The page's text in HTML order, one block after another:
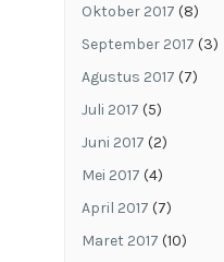
Oktober 2017 (8)
September 2017 (3)
Agustus 2017 (7)
Juli 2017 (5)
Juni 2017 (2)
Mei 2017 (4)
April 2017 (7)
Maret 2017 (10)